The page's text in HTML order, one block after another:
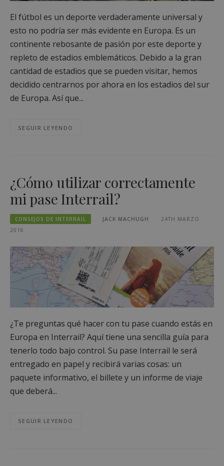
El fútbol es un deporte verdaderamente universal y
esto no podría ser más evidente en Europa. Es un
continente rebosante de pasión por este deporte y
repleto de estadios emblemáticos. Debido a la gran
cantidad de estadios que se pueden visitar, hemos
decidido centrarnos por ahora en los estadios del sur
de Europa. Así que...
SEGUIR LEYENDO
¿Cómo utilizar correctamente
mi pase Interrail?
CONSEJOS DE INTERRAIL JACK MACHUGH
24TH MARZO
2016
¿Te preguntas qué hacer con tu pase cuando estás en
Europa en Interrail? Aquí tiene una sencilla guía para
tenerlo todo bajo control. Su pase Interrail le será
entregado en papel y recibirá varias cosas: un
paquete informativo, el billete y un informe de viaje
que deberá...
SEGUIR LEYENDO